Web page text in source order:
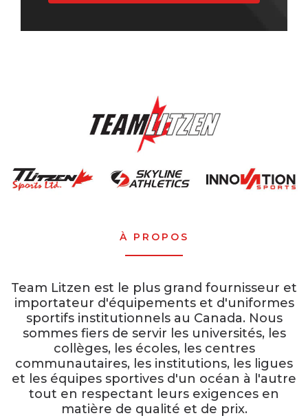
À PROPOS
Team Litzen est le plus grand fournisseur et
importateur d'équipements et d'uniformes
sportifs institutionnels au Canada. Nous
sommes fiers de servir les universités, les
collèges, les écoles, les centres
communautaires, les institutions, les ligues
et les équipes sportives d'un océan à l'autre
tout en respectant leurs exigences en
matière de qualité et de prix.